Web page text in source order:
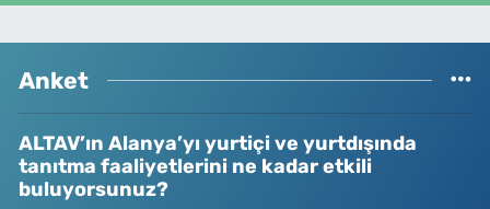
Anket
ALTAV’ın Alanya’yı yurtiçi ve yurtdışında
tanıtma faaliyetlerini ne kadar etkili
buluyorsunuz?